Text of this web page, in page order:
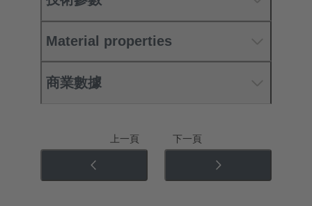
Material properties
商業數據
上一頁 下一頁